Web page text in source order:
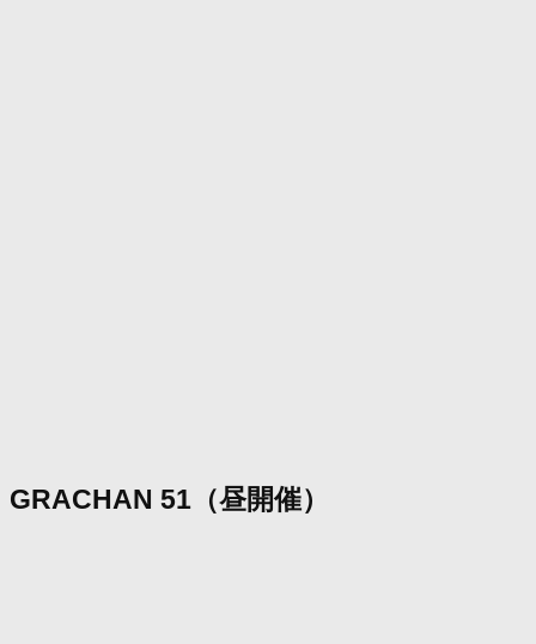
GRACHAN 51（昼開催）